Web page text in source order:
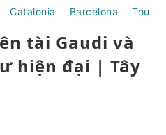
Catalonia Barcelona Tour
tài Gaudi và
hiện đại | Tây